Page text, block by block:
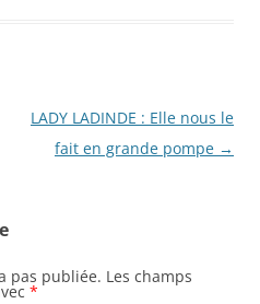
LADY LADINDE : Elle nous le
fait en grande pompe →
pas publiée. Les champs
*